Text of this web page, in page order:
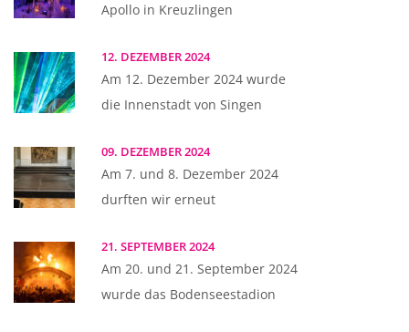
Apollo in Kreuzlingen
12. DEZEMBER 2024
Am 12. Dezember 2024 wurde
die Innenstadt von Singen
09. DEZEMBER 2024
Am 7. und 8. Dezember 2024
durften wir erneut
21. SEPTEMBER 2024
Am 20. und 21. September 2024
wurde das Bodenseestadion